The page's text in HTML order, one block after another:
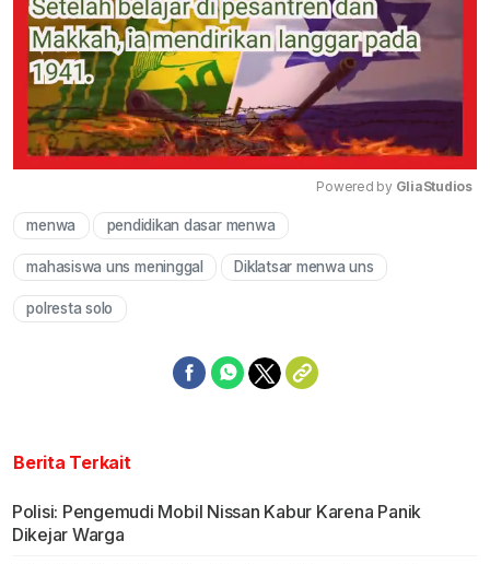
Powered by GliaStudios
menwa pendidikan dasar menwa
mahasiswa uns meninggal Diklatsar menwa uns
polresta solo
Berita Terkait
Polisi: Pengemudi Mobil Nissan Kabur Karena Panik
Dikejar Warga